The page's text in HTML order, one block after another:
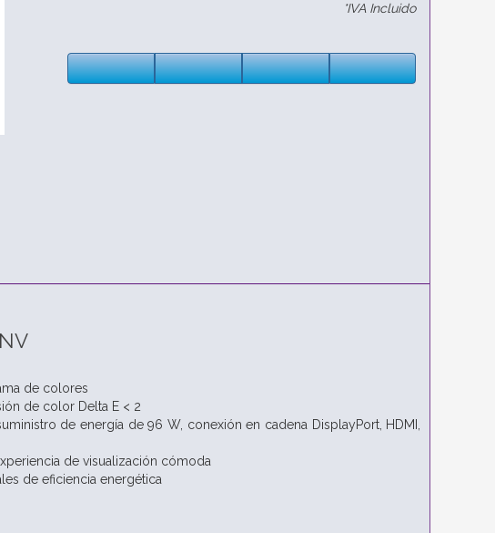
*IVA Incluido
de colores
de color Delta E < 2
de energía de 96 W, conexión en cadena DisplayPort, HDMI,
de visualización cómoda
de eficiencia energética